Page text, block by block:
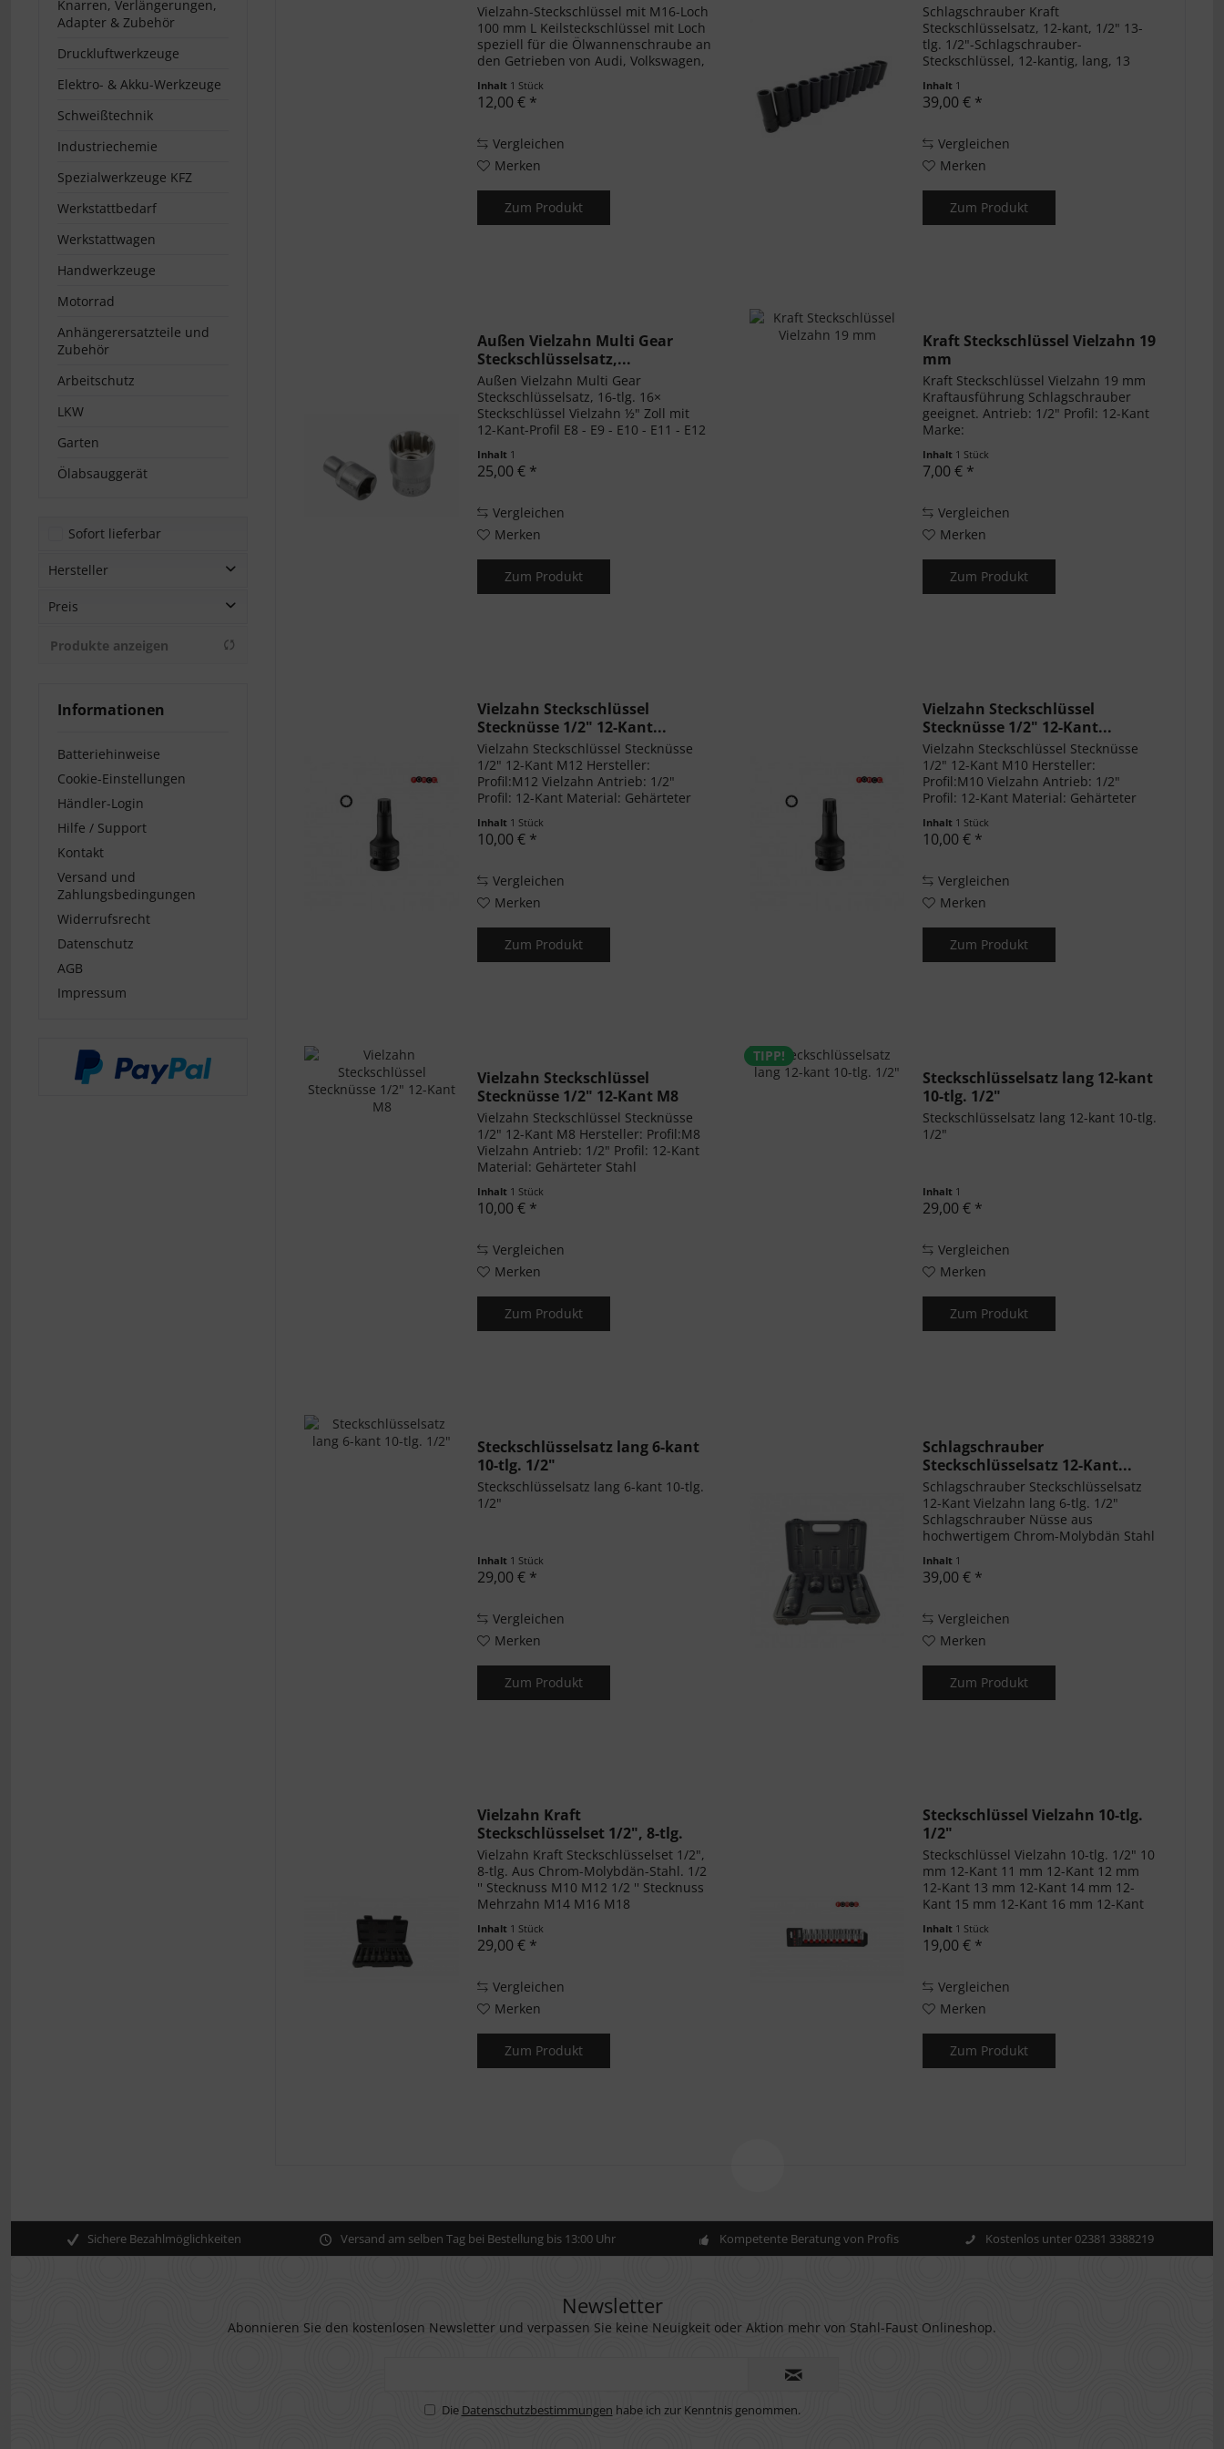
Knarren, Verlängerungen,
Adapter & Zubehör
Druckluftwerkzeuge
Elektro- & Akku-Werkzeuge
Schweißtechnik
Industriechemie
Spezialwerkzeuge KFZ
Werkstattbedarf
Werkstattwagen
Handwerkzeuge
Motorrad
Anhängerersatzteile und
Zubehör
Arbeitschutz
LKW
Garten
Ölabsauggerät
Sofort lieferbar
Hersteller
FORCE
Preis
Produkte anzeigen
Informationen
Batteriehinweise
Cookie-Einstellungen
Händler-Login
Hilfe / Support
Kontakt
Versand und
Zahlungsbedingungen
Widerrufsrecht
Datenschutz
AGB
Impressum
Vielzahn-Steckschlüssel mit M16-Loch
100 mm L Keilsteckschlüssel mit Loch
speziell für die Ölwannenschraube an
den Getrieben von Audi, Volkswagen,
mit Loch.Anschluss 1/2", Länge
100mmL.Anwendung:Audi A2,...
Inhalt 1 Stück
12,00 € *
Vergleichen
Merken
Zum Produkt
Schlagschrauber Kraft
Steckschlüsselsatz, 12-kant, 1/2" 13-
tlg. 1/2"-Schlagschrauber-
Steckschlüssel, 12-kantig, lang, 13
Schlagschrauber-Steckschlüssel, 12-
kantig, lang, 14 mm (Chrom-
Inhalt 1
39,00 € *
Vergleichen
Merken
Zum Produkt
Außen Vielzahn Multi Gear
Steckschlüsselsatz,...
Außen Vielzahn Multi Gear
Steckschlüsselsatz, 16-tlg. 16×
Steckschlüssel Vielzahn ½" Zoll mit
12-Kant-Profil E8 - E9 - E10 - E11 - E12
- E20 - E21 - E22 - E24 Material:
Chrom-Vanadium-Stahl
Inhalt 1
25,00 € *
Vergleichen
Merken
Zum Produkt
Kraft Steckschlüssel Vielzahn 19
mm
Kraft Steckschlüssel Vielzahn 19 mm
Kraftausführung Schlagschrauber
geeignet. Antrieb: 1/2" Profil: 12-Kant
Marke:
Inhalt 1 Stück
7,00 € *
Vergleichen
Merken
Zum Produkt
Vielzahn Steckschlüssel
Stecknüsse 1/2" 12-Kant...
Vielzahn Steckschlüssel Stecknüsse
1/2" 12-Kant M12 Hersteller:
Profil:M12 Vielzahn Antrieb: 1/2"
Profil: 12-Kant Material: Gehärteter
Inhalt 1 Stück
10,00 € *
Vergleichen
Merken
Zum Produkt
Vielzahn Steckschlüssel
Stecknüsse 1/2" 12-Kant...
Vielzahn Steckschlüssel Stecknüsse
1/2" 12-Kant M10 Hersteller:
Profil:M10 Vielzahn Antrieb: 1/2"
Profil: 12-Kant Material: Gehärteter
Inhalt 1 Stück
10,00 € *
Vergleichen
Merken
Zum Produkt
Vielzahn Steckschlüssel
Stecknüsse 1/2" 12-Kant M8
Vielzahn Steckschlüssel Stecknüsse
1/2" 12-Kant M8 Hersteller: Profil:M8
Vielzahn Antrieb: 1/2" Profil: 12-Kant
Material: Gehärteter Stahl
Inhalt 1 Stück
10,00 € *
Vergleichen
Merken
Zum Produkt
TIPP!
Steckschlüsselsatz lang 12-kant
10-tlg. 1/2"
Steckschlüsselsatz lang 12-kant 10-tlg.
1/2"
Inhalt 1
29,00 € *
Vergleichen
Merken
Zum Produkt
Steckschlüsselsatz lang 6-kant
10-tlg. 1/2"
Steckschlüsselsatz lang 6-kant 10-tlg.
1/2"
Inhalt 1 Stück
29,00 € *
Vergleichen
Merken
Zum Produkt
Schlagschrauber
Steckschlüsselsatz 12-Kant...
Schlagschrauber Steckschlüsselsatz
12-Kant Vielzahn lang 6-tlg. 1/2"
Schlagschrauber Nüsse aus
hochwertigem Chrom-Molybdän Stahl
Rostschutz Black finish. Verwendbar
mit jeder handelsüblichen Knarre,...
Inhalt 1
39,00 € *
Vergleichen
Merken
Zum Produkt
Vielzahn Kraft
Steckschlüsselset 1/2", 8-tlg.
Vielzahn Kraft Steckschlüsselset 1/2",
8-tlg. Aus Chrom-Molybdän-Stahl. 1/2
'' Stecknuss M10 M12 1/2 '' Stecknuss
Mehrzahn M14 M16 M18
Inhalt 1 Stück
29,00 € *
Vergleichen
Merken
Zum Produkt
Steckschlüssel Vielzahn 10-tlg.
1/2"
Steckschlüssel Vielzahn 10-tlg. 1/2" 10
mm 12-Kant 11 mm 12-Kant 12 mm
12-Kant 13 mm 12-Kant 14 mm 12-
Kant 15 mm 12-Kant 16 mm 12-Kant
mm 12-Kant
Inhalt 1 Stück
19,00 € *
Vergleichen
Merken
Zum Produkt
Sichere Bezahlmöglichkeiten Versand am selben Tag bei Bestellung bis 13:00 Uhr Kompetente Beratung von Profis Kostenlos unter 02381 3388219
Newsletter
Abonnieren Sie den kostenlosen Newsletter und verpassen Sie keine Neuigkeit oder Aktion mehr von Stahl-Faust Onlineshop.
Die Datenschutzbestimmungen habe ich zur Kenntnis genommen.